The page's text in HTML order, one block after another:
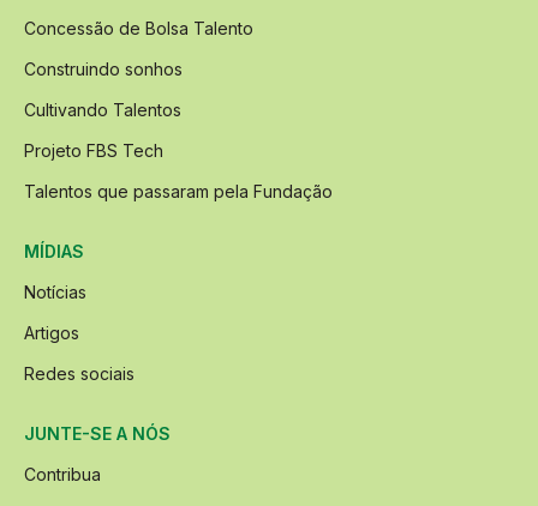
Concessão de Bolsa Talento
Construindo sonhos
Cultivando Talentos
Projeto FBS Tech
Talentos que passaram pela Fundação
MÍDIAS
Notícias
Artigos
Redes sociais
JUNTE-SE A NÓS
Contribua